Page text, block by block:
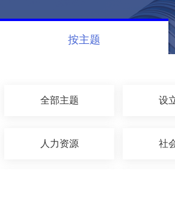
按主题
全部主题 设
人力资源 社